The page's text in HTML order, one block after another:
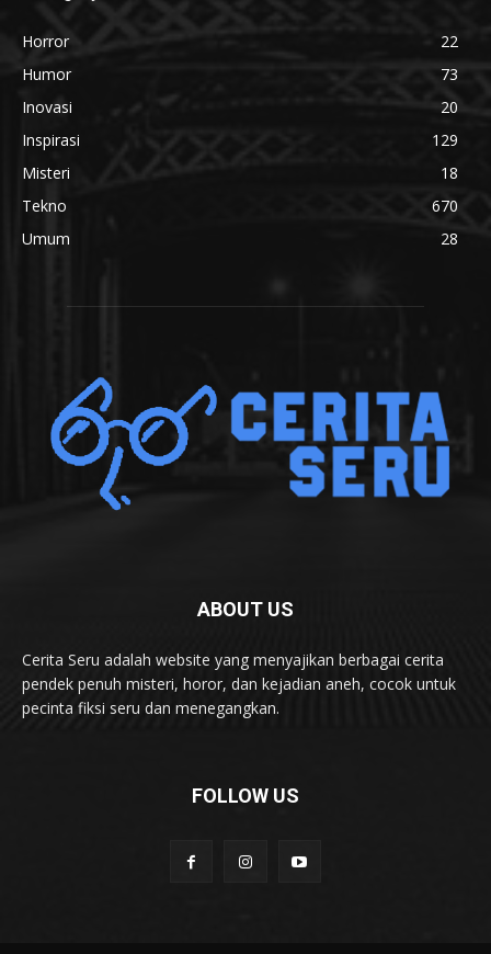
Horror
22
Humor
73
Inovasi
20
Inspirasi
129
Misteri
18
Tekno
670
Umum
28
ABOUT US
Cerita Seru adalah website yang menyajikan berbagai cerita
pendek penuh misteri, horor, dan kejadian aneh, cocok untuk
pecinta fiksi seru dan menegangkan.
FOLLOW US